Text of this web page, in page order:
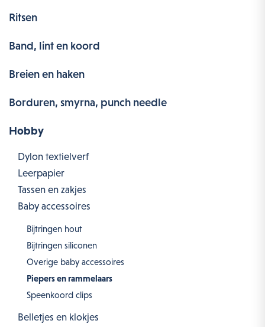
Ritsen
Band, lint en koord
Breien en haken
Borduren, smyrna, punch needle
Hobby
Dylon textielverf
Leerpapier
Tassen en zakjes
Baby accessoires
Bijtringen hout
Bijtringen siliconen
Overige baby accessoires
Piepers en rammelaars
Speenkoord clips
Belletjes en klokjes